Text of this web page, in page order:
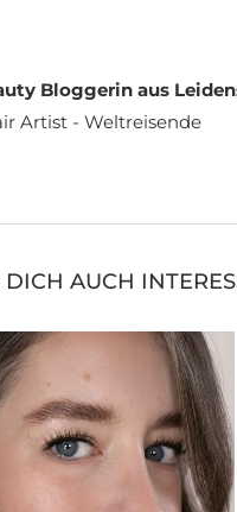
Bloggerin aus
Artist - Weltreisende
AUCH